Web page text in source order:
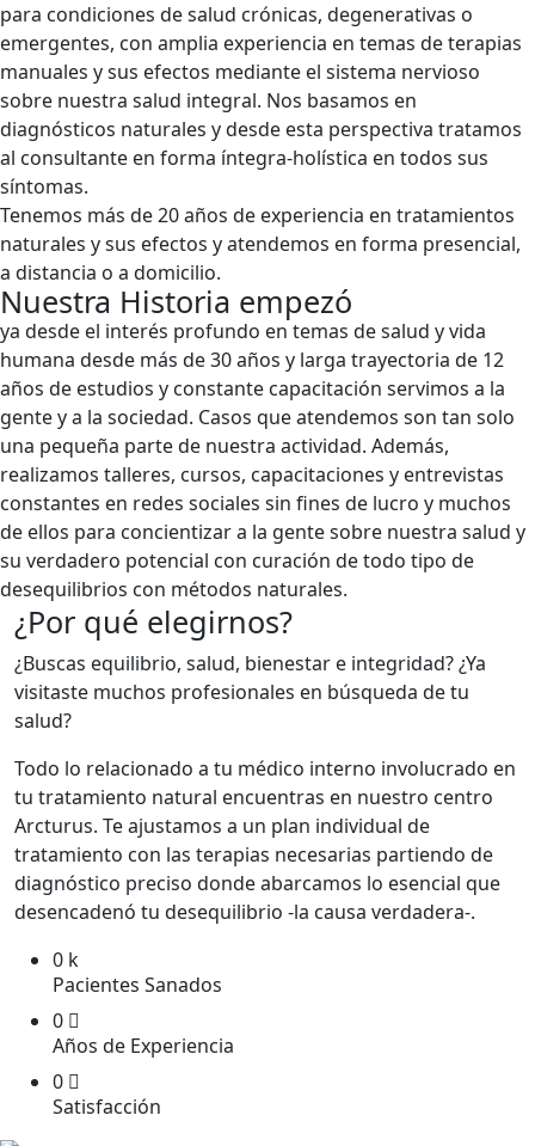
para condiciones de salud crónicas, degenerativas o
emergentes, con amplia experiencia en temas de terapias
manuales y sus efectos mediante el sistema nervioso
sobre nuestra salud integral. Nos basamos en
diagnósticos naturales y desde esta perspectiva tratamos
al consultante en forma íntegra-holística en todos sus
síntomas.
Tenemos más de 20 años de experiencia en tratamientos
naturales y sus efectos y atendemos en forma presencial,
a distancia o a domicilio.
Nuestra Historia empezó
ya desde el interés profundo en temas de salud y vida
humana desde más de 30 años y larga trayectoria de 12
años de estudios y constante capacitación servimos a la
gente y a la sociedad. Casos que atendemos son tan solo
una pequeña parte de nuestra actividad. Además,
realizamos talleres, cursos, capacitaciones y entrevistas
constantes en redes sociales sin fines de lucro y muchos
de ellos para concientizar a la gente sobre nuestra salud y
su verdadero potencial con curación de todo tipo de
desequilibrios con métodos naturales.
¿Por qué elegirnos?
¿Buscas equilibrio, salud, bienestar e integridad? ¿Ya
visitaste muchos profesionales en búsqueda de tu
salud?
Todo lo relacionado a tu médico interno involucrado en
tu tratamiento natural encuentras en nuestro centro
Arcturus. Te ajustamos a un plan individual de
tratamiento con las terapias necesarias partiendo de
diagnóstico preciso donde abarcamos lo esencial que
desencadenó tu desequilibrio -la causa verdadera-.
0 k
Pacientes Sanados
0
Años de Experiencia
0
Satisfacción